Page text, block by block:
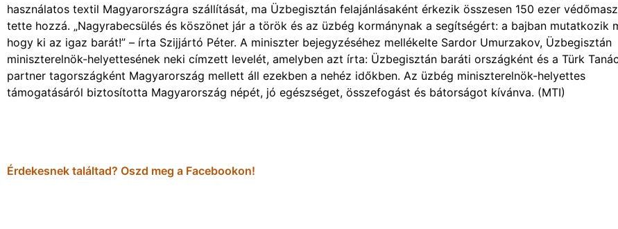
használatos textil Magyarországra szállítását, ma Üzbegisztán felajánlásaként érkezik összesen 150 ezer
tette hozzá. „Nagyrabecsülés és köszönet jár a török és az üzbég kormánynak a segítségért: a bajban mutatkozik
hogy ki az igaz barát!” – írta Szijjártó Péter. A miniszter bejegyzéséhez mellékelte Sardor Umurzakov, Üzbegisztán
miniszterelnök-helyettesének neki címzett levelét, amelyben azt írta: Üzbegisztán baráti országként és a Türk
partner tagországként Magyarország mellett áll ezekben a nehéz időkben. Az üzbég miniszterelnök-helyettes
támogatásáról biztosította Magyarország népét, jó egészséget, összefogást és bátorságot kívánva. (MTI)
Érdekesnek találtad? Oszd meg a Facebookon!